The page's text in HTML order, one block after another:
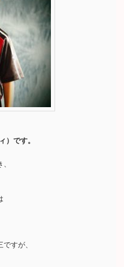
）です。
すが、